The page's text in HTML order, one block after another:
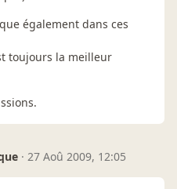
également dans ces
toujours la meilleur
· 27 Aoû 2009, 12:05